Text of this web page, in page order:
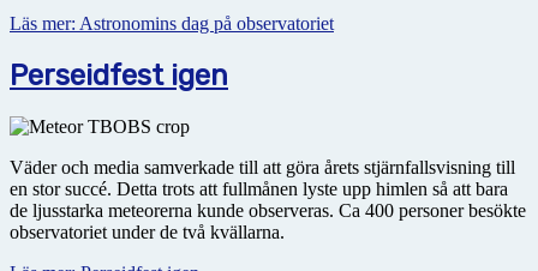
Läs mer: Astronomins dag på observatoriet
Perseidfest igen
Väder och media samverkade till att göra årets stjärnfallsvisning till
en stor succé. Detta trots att fullmånen lyste upp himlen så att bara
de ljusstarka meteorerna kunde observeras. Ca 400 personer besökte
observatoriet under de två kvällarna.